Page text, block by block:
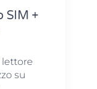
SIM +
su